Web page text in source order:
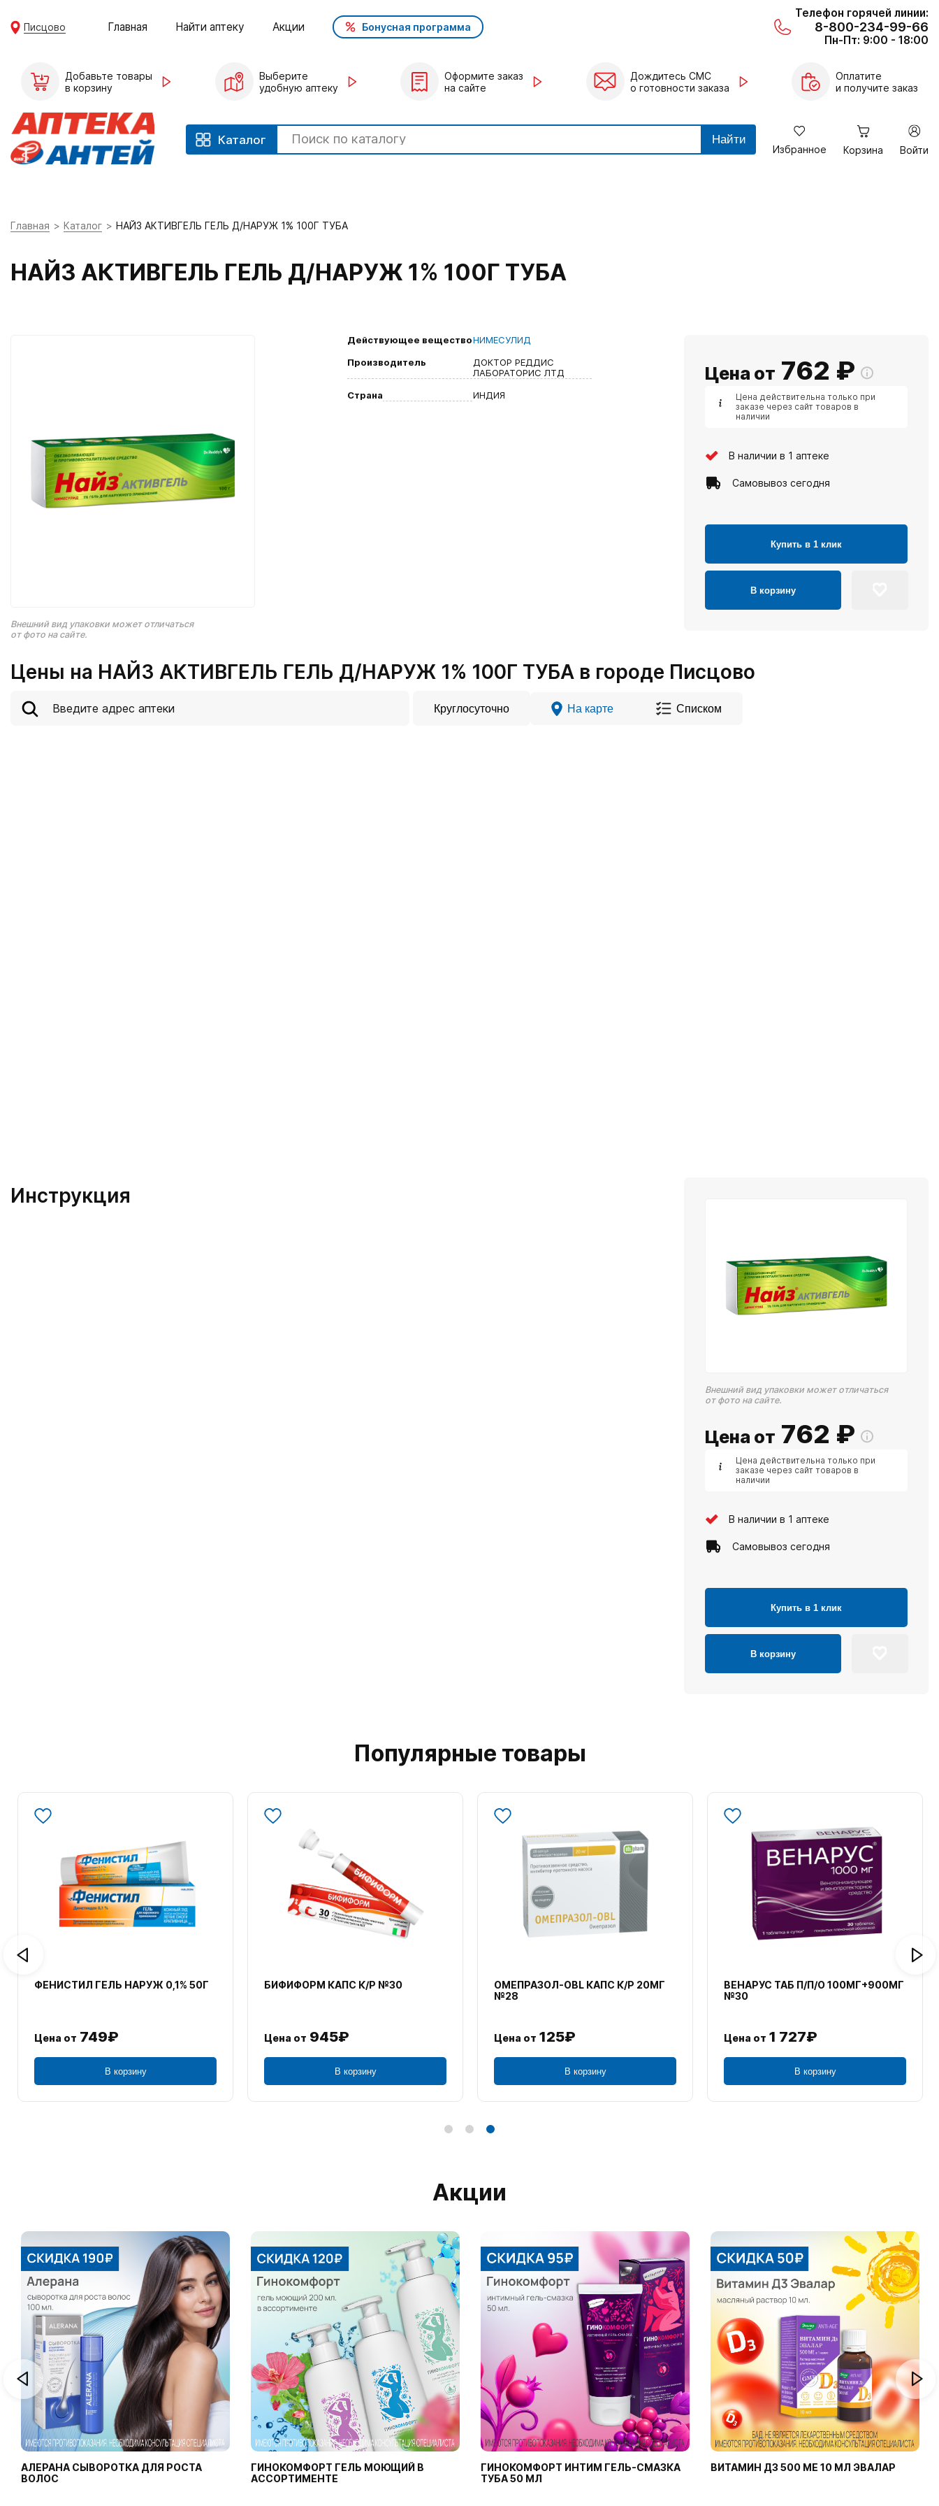
Писцово Главная Найти аптеку Акции Бонусная программа
Телефон горячей линии:
8-800-234-99-66
Пн-Пт: 9:00 - 18:00
Добавьте товары
в корзину
Выберите
удобную аптеку
Оформите заказ
на сайте
Дождитесь СМС
о готовности заказа
Оплатите
и получите заказ
Каталог Найти
Избранное Корзина Войти
Главная Каталог НАЙЗ АКТИВГЕЛЬ ГЕЛЬ Д/НАРУЖ 1% 100Г ТУБА
НАЙЗ АКТИВГЕЛЬ ГЕЛЬ Д/НАРУЖ 1% 100Г ТУБА
Внешний вид упаковки может отличаться
от фото на сайте.
Действующее веществоНИМЕСУЛИД
Производитель
ДОКТОР РЕДДИС
ЛАБОРАТОРИС ЛТД
Страна
ИНДИЯ
Цена от 762 ₽
Цена действительна только при
заказе через сайт товаров в
наличии
В наличии в 1 аптеке
Самовывоз сегодня
Купить в 1 клик
В корзину
Цены на НАЙЗ АКТИВГЕЛЬ ГЕЛЬ Д/НАРУЖ 1% 100Г ТУБА в городе Писцово
Круглосуточно На карте Списком
Инструкция
Внешний вид упаковки может отличаться
от фото на сайте.
Цена от 762 ₽
Цена действительна только при
заказе через сайт товаров в
наличии
В наличии в 1 аптеке
Самовывоз сегодня
Купить в 1 клик
В корзину
Популярные товары
ФЕНИСТИЛ ГЕЛЬ НАРУЖ 0,1% 50Г
Цена от 749₽
В корзину
БИФИФОРМ КАПС К/Р №30
Цена от 945₽
В корзину
ОМЕПРАЗОЛ-OBL КАПС К/Р 20МГ
№28
Цена от 125₽
В корзину
ВЕНАРУС ТАБ П/П/О 100МГ+900МГ
№30
Цена от 1 727₽
В корзину
Акции
АЛЕРАНА СЫВОРОТКА ДЛЯ РОСТА
ВОЛОС
ГИНОКОМФОРТ ГЕЛЬ МОЮЩИЙ В
АССОРТИМЕНТЕ
ГИНОКОМФОРТ ИНТИМ ГЕЛЬ-СМАЗКА
ТУБА 50 МЛ
ВИТАМИН Д3 500 МЕ 10 МЛ ЭВАЛАР